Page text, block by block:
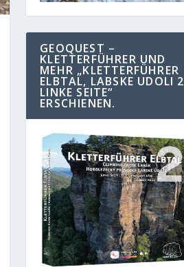
GEOQUEST –
KLETTERFÜHRER UND
MEHR „KLETTERFÜHRER
ELBTAL, LABSKE UDOLI 2
LINKE SEITE“
ERSCHIENEN.